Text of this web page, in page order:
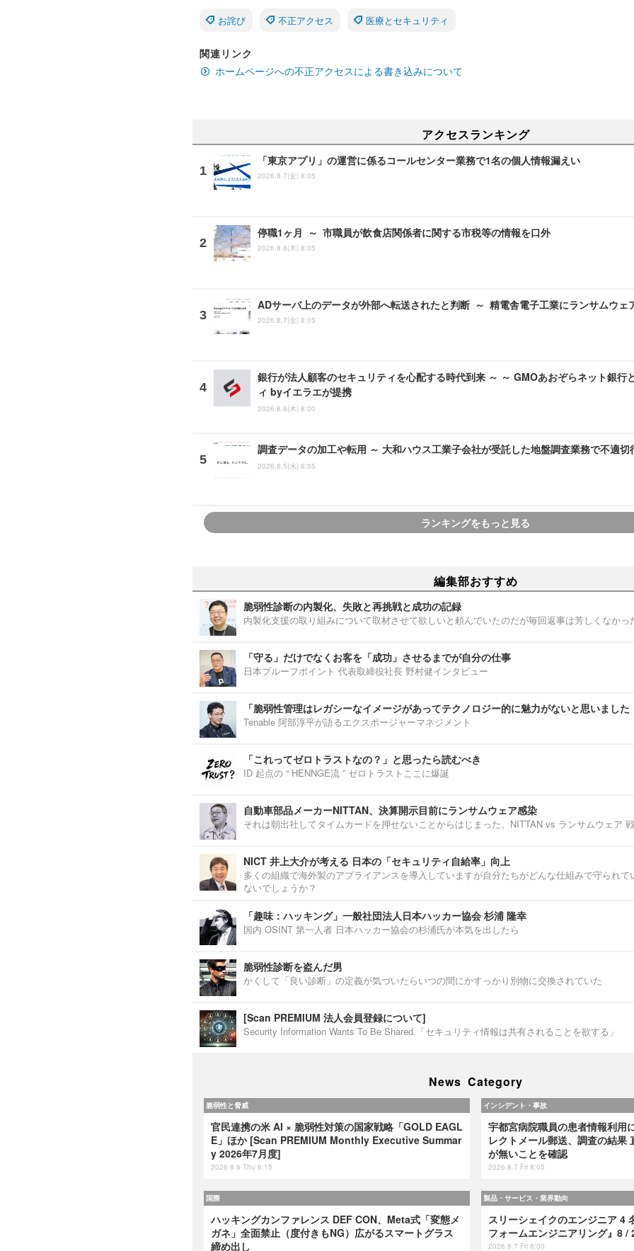
お詫び 不正アクセス 医療とセキュリティ
関連リンク
ホームページへの不正アクセスによる書き込みについて
アクセスランキング
「東京アプリ」の運営に係るコールセンター業務で1名の個人情報漏えい
2026.8.7(金) 8:05
停職1ヶ月 ～ 市職員が飲食店関係者に関する市税等の情報を口外
2026.8.6(木) 8:05
ADサーバ上のデータが外部へ転送されたと判断 ～ 精電舎電子工業にランサムウェ
2026.8.7(金) 8:05
銀行が法人顧客のセキュリティを心配する時代到来 ～ ～ GMOあおぞらネット銀行
ィ byイエラエが提携
2026.8.6(木) 8:00
調査データの加工や転用 ～ 大和ハウス工業子会社が受託した地盤調査業務で不適切
2026.8.5(水) 8:05
ランキングをもっと見る
編集部おすすめ
脆弱性診断の内製化、失敗と再挑戦と成功の記録
内製化支援の取り組みについて取材させて欲しいと頼んでいたのだが毎回返事は芳しくなかっ
「守る」だけでなくお客を「成功」させるまでが自分の仕事
日本プルーフポイント 代表取締役社長 野村健インタビュー
「脆弱性管理はレガシーなイメージがあってテクノロジー的に魅力がないと思いました
Tenable 阿部淳平が語るエクスポージャーマネジメント
「これってゼロトラストなの？」と思ったら読むべき
ID 起点の “ HENNGE流 ” ゼロトラストここに爆誕
自動車部品メーカーNITTAN、決算開示目前にランサムウェア感染
それは朝出社してタイムカードを押せないことからはじまった。NITTAN vs ランサムウェア
NICT 井上大介が考える 日本の「セキュリティ自給率」向上
多くの組織で海外製のアプライアンスを導入していますが自分たちがどんな仕組みで守られ
ないでしょうか？
「趣味：ハッキング」一般社団法人日本ハッカー協会 杉浦 隆幸
国内 OSINT 第一人者 日本ハッカー協会の杉浦氏が本気を出したら
脆弱性診断を盗んだ男
かくして「良い診断」の定義が気づいたらいつの間にかすっかり別物に交換されていた
[Scan PREMIUM 法人会員登録について]
Security Information Wants To Be Shared.「セキュリティ情報は共有されることを欲する」
News Category
脆弱性と脅威
官民連携の米 AI × 脆弱性対策の国家戦略「GOLD EAGL
E」ほか [Scan PREMIUM Monthly Executive Summar
y 2026年7月度]
2026.8.6 Thu 8:15
インシデント・事故
宇都宮病院職員の患者情報利用
レクトメール郵送、調査の結果
が無いことを確認
2026.8.7 Fri 8:05
国際
ハッキングカンファレンス DEF CON、Meta式「変態メ
ガネ」全面禁止（度付きもNG）広がるスマートグラス
締め出し
製品・サービス・業界動向
スリーシェイクのエンジニア 4
フォームエンジニアリング』8 /
2026.8.7 Fri 8:00